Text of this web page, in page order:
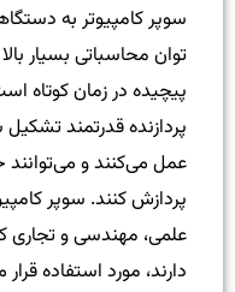
سوپر کامپیوتر به
توان محاسباتی بسیار
پیچیده در زمان کوتاه
پردازنده قدرتمند
عمل می‌کنند و می‌توانند
پردازش کنند. سوپر
علمی، مهندسی و تجاری
دارند، مورد استفاده